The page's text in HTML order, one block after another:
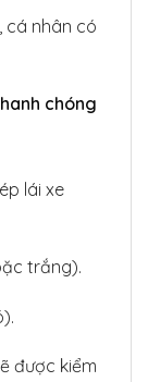
cá nhân có
chóng
lái xe
trắng).
được kiểm